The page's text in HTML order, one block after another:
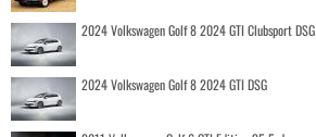
2024 Volkswagen Golf 8 2024 GTI Clubsport DSG
2024 Volkswagen Golf 8 2024 GTI DSG